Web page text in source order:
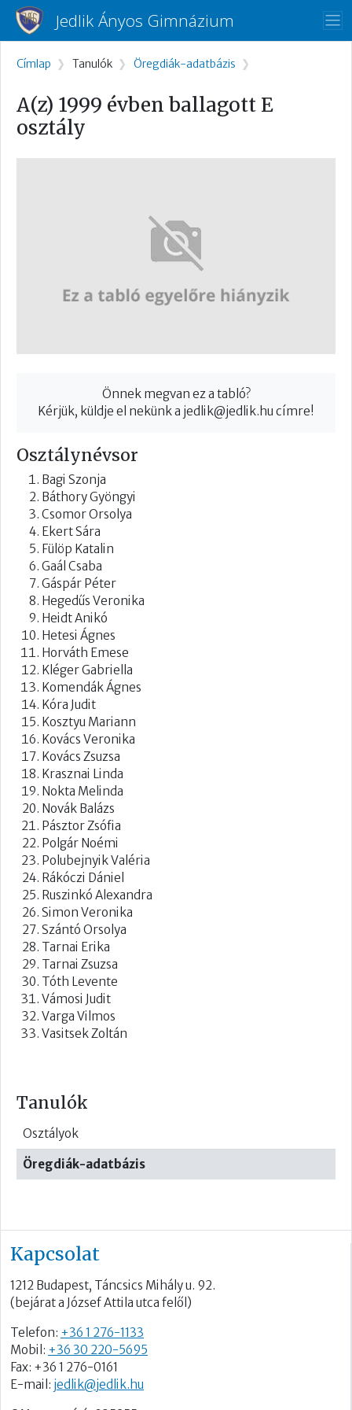
Ugrás a tartalomra
Jedlik Ányos Gimnázium
Tanulók
Osztályok
Öregdiák-adatbázis
Morzsa
Címlap Tanulók Öregdiák-adatbázis
A(z) 1999 évben ballagott E
osztály
Önnek megvan ez a tabló?
Kérjük, küldje el nekünk a jedlik@jedlik.hu címre!
Osztálynévsor
Bagi Szonja
Báthory Gyöngyi
Csomor Orsolya
Ekert Sára
Fülöp Katalin
Gaál Csaba
Gáspár Péter
Hegedűs Veronika
Heidt Anikó
Hetesi Ágnes
Horváth Emese
Kléger Gabriella
Komendák Ágnes
Kóra Judit
Kosztyu Mariann
Kovács Veronika
Kovács Zsuzsa
Krasznai Linda
Nokta Melinda
Novák Balázs
Pásztor Zsófia
Polgár Noémi
Polubejnyik Valéria
Rákóczi Dániel
Ruszinkó Alexandra
Simon Veronika
Szántó Orsolya
Tarnai Erika
Tarnai Zsuzsa
Tóth Levente
Vámosi Judit
Varga Vilmos
Vasitsek Zoltán
Kapcsolat
1212 Budapest, Táncsics Mihály u. 92.
(bejárat a József Attila utca felől)
Telefon: +36 1 276-1133
Mobil: +36 30 220-5695
Fax: +36 1 276-0161
E-mail: jedlik@jedlik.hu